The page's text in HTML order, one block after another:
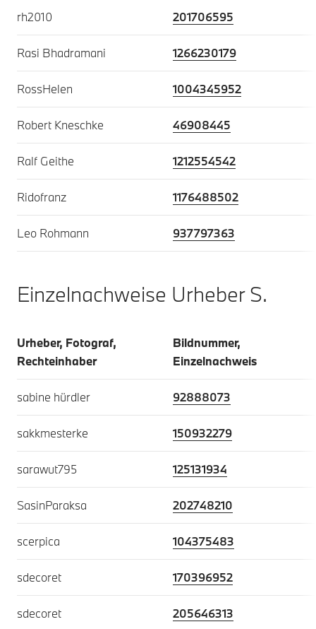
rh2010 201706595
Rasi Bhadramani 1266230179
RossHelen 1004345952
Robert Kneschke 46908445
Ralf Geithe 1212554542
Ridofranz 1176488502
Leo Rohmann 937797363
Einzelnachweise Urheber S.
Urheber, Fotograf,
Rechteinhaber
Bildnummer,
Einzelnachweis
sabine hürdler 92888073
sakkmesterke 150932279
sarawut795 125131934
SasinParaksa 202748210
scerpica 104375483
sdecoret 170396952
sdecoret 205646313